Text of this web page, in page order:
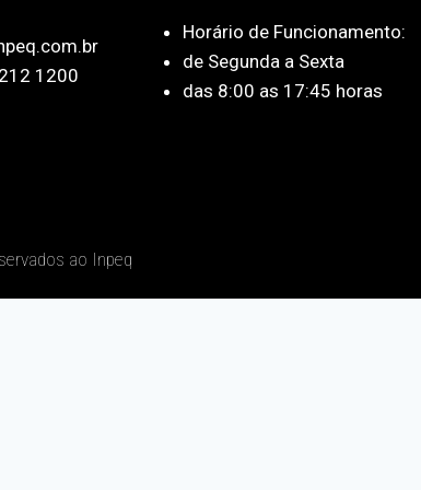
1200
Horário de Funcionamento:
de Segunda a Sexta
das 8:00 as 17:45 horas
ao Inpeq